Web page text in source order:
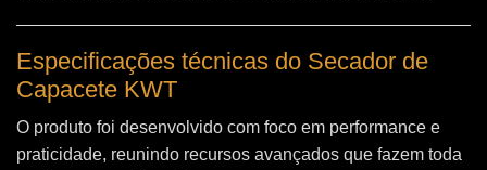
Especificações técnicas do Secador de
Capacete KWT
O produto foi desenvolvido com foco em performance e
praticidade, reunindo recursos avançados que fazem toda